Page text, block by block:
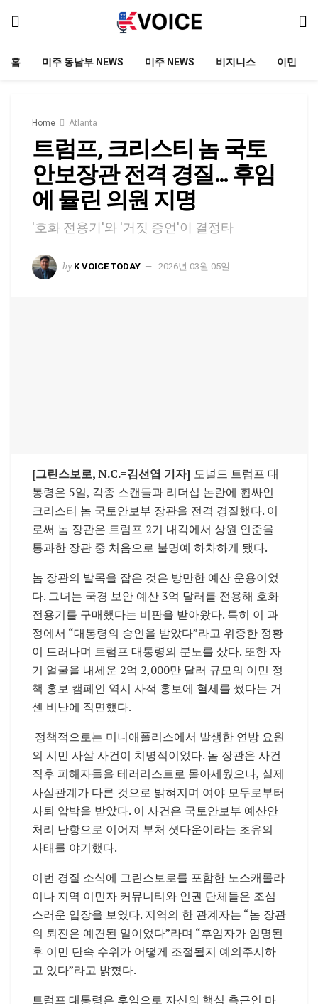
홈 미주 동남부 NEWS 미주 NEWS 비지니스 이민
Home Atlanta
트럼프, 크리스티 놈 국토
안보장관 전격 경질… 후임
에 뮬린 의원 지명
'호화 전용기'와 '거짓 증언'이 결정타
by K VOICE TODAY 2026년 03월 05일
[그린스보로, N.C.=김선엽 기자] 도널드 트럼프 대
통령은 5일, 각종 스캔들과 리더십 논란에 휩싸인
크리스티 놈 국토안보부 장관을 전격 경질했다. 이
로써 놈 장관은 트럼프 2기 내각에서 상원 인준을
통과한 장관 중 처음으로 불명예 하차하게 됐다.
놈 장관의 발목을 잡은 것은 방만한 예산 운용이었
다. 그녀는 국경 보안 예산 3억 달러를 전용해 호화
전용기를 구매했다는 비판을 받아왔다. 특히 이 과
정에서 “대통령의 승인을 받았다”라고 위증한 정황
이 드러나며 트럼프 대통령의 분노를 샀다. 또한 자
기 얼굴을 내세운 2억 2,000만 달러 규모의 이민 정
책 홍보 캠페인 역시 사적 홍보에 혈세를 썼다는 거
센 비난에 직면했다.
정책적으로는 미니애폴리스에서 발생한 연방 요원
의 시민 사살 사건이 치명적이었다. 놈 장관은 사건
직후 피해자들을 테러리스트로 몰아세웠으나, 실제
사실관계가 다른 것으로 밝혀지며 여야 모두로부터
사퇴 압박을 받았다. 이 사건은 국토안보부 예산안
처리 난항으로 이어져 부처 셧다운이라는 초유의
사태를 야기했다.
이번 경질 소식에 그린스보로를 포함한 노스캐롤라
이나 지역 이민자 커뮤니티와 인권 단체들은 조심
스러운 입장을 보였다. 지역의 한 관계자는 “놈 장관
의 퇴진은 예견된 일이었다”라며 “후임자가 임명된
후 이민 단속 수위가 어떻게 조절될지 예의주시하
고 있다”라고 밝혔다.
트럼프 대통령은 후임으로 자신의 핵심 측근인 마